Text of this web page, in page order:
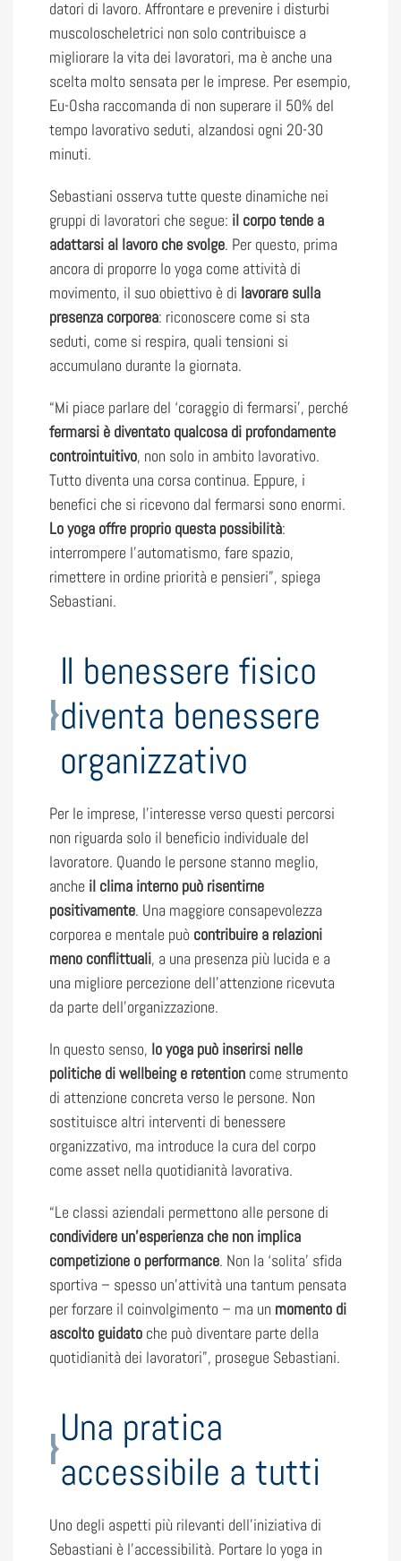
datori di lavoro. Affrontare e prevenire i disturbi
muscoloscheletrici non solo contribuisce a
migliorare la vita dei lavoratori, ma è anche una
scelta molto sensata per le imprese. Per esempio,
Eu-Osha raccomanda di non superare il 50% del
tempo lavorativo seduti, alzandosi ogni 20-30
minuti.
Sebastiani osserva tutte queste dinamiche nei
gruppi di lavoratori che segue: il corpo tende a
adattarsi al lavoro che svolge. Per questo, prima
ancora di proporre lo yoga come attività di
movimento, il suo obiettivo è di lavorare sulla
presenza corporea: riconoscere come si sta
seduti, come si respira, quali tensioni si
accumulano durante la giornata.
“Mi piace parlare del ‘coraggio di fermarsi’, perché
fermarsi è diventato qualcosa di profondamente
controintuitivo, non solo in ambito lavorativo.
Tutto diventa una corsa continua. Eppure, i
benefici che si ricevono dal fermarsi sono enormi.
Lo yoga offre proprio questa possibilità:
interrompere l’automatismo, fare spazio,
rimettere in ordine priorità e pensieri”, spiega
Sebastiani.
Il benessere fisico
diventa benessere
organizzativo
Per le imprese, l’interesse verso questi percorsi
non riguarda solo il beneficio individuale del
lavoratore. Quando le persone stanno meglio,
anche il clima interno può risentirne
positivamente. Una maggiore consapevolezza
corporea e mentale può contribuire a relazioni
meno conflittuali, a una presenza più lucida e a
una migliore percezione dell’attenzione ricevuta
da parte dell’organizzazione.
In questo senso, lo yoga può inserirsi nelle
politiche di wellbeing e retention come strumento
di attenzione concreta verso le persone. Non
sostituisce altri interventi di benessere
organizzativo, ma introduce la cura del corpo
come asset nella quotidianità lavorativa.
“Le classi aziendali permettono alle persone di
condividere un’esperienza che non implica
competizione o performance. Non la ‘solita’ sfida
sportiva – spesso un’attività una tantum pensata
per forzare il coinvolgimento – ma un momento di
ascolto guidato che può diventare parte della
quotidianità dei lavoratori”, prosegue Sebastiani.
Una pratica
accessibile a tutti
Uno degli aspetti più rilevanti dell’iniziativa di
Sebastiani è l’accessibilità. Portare lo yoga in